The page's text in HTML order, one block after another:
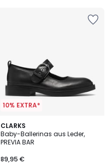
10% EXTRA*
CLARKS
Baby-Ballerinas aus Leder,
PREVIA BAR
89,95 €